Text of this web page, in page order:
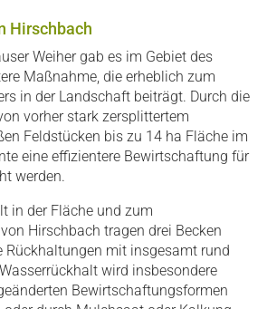
Hirschbach
Weiher gab es im Gebiet des
Maßnahme, die erheblich zum
in der Landschaft beiträgt. Durch die
vorher stark zersplittertem
Feldstücken bis zu 14 ha Fläche im
eine effizientere Bewirtschaftung für
werden.
in der Fläche und zum
Hirschbach tragen drei Becken
Rückhaltungen mit insgesamt rund
wird insbesondere
Bewirtschaftungsformen